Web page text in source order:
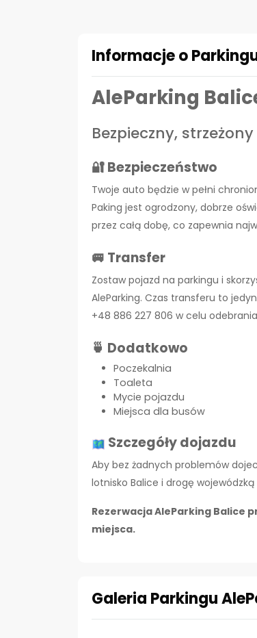
Informacje o
AleParking
Bezpieczny,
🔐 Bezpieczeństwo
Twoje auto będzie w pełni
Paking jest ogrodzony, dobrze
przez całą dobę, co zapewnia
🚐 Transfer
Zostaw pojazd na parkingu i
AleParking. Czas transferu to
+48 886 227 806 w celu
🍵 Dodatkowo
Poczekalnia
Toaleta
Mycie pojazdu
Miejsca dla busów
Szczegóły dojazdu
Aby bez żadnych problemów
lotnisko Balice i drogę
Rezerwacja AleParking Balice
miejsca.
Galeria Parkingu